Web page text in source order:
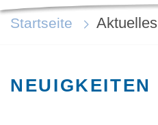
Startseite Aktuelles
NEUIGKEITEN